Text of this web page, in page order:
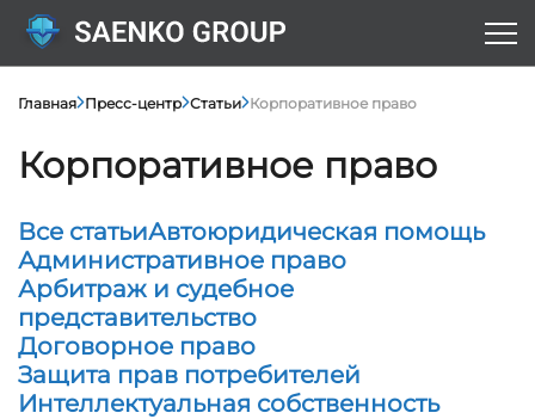
Главная Пресс-центр Статьи Корпоративное право
Корпоративное право
Все статьиАвтоюридическая помощь
Административное право
Арбитраж и судебное
представительство
Договорное право
Защита прав потребителей
Интеллектуальная собственность